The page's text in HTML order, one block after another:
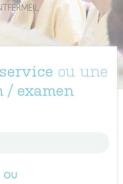
service ou une
/ examen
OU